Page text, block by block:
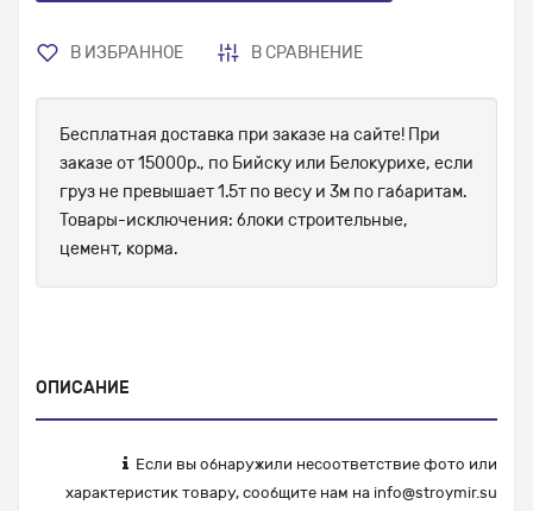
В ИЗБРАННОЕ В СРАВНЕНИЕ
Бесплатная доставка при заказе на сайте! При
заказе от 15000р., по Бийску или Белокурихе, если
груз не превышает 1.5т по весу и 3м по габаритам.
Товары-исключения: блоки строительные,
цемент, корма.
ОПИСАНИЕ
Если вы обнаружили несоответствие фото или
характеристик товару, сообщите нам на info@stroymir.su